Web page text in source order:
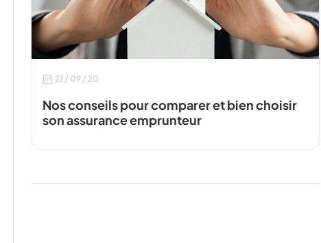
21 / 09 / 20
Nos conseils pour comparer et bien choisir
son assurance emprunteur